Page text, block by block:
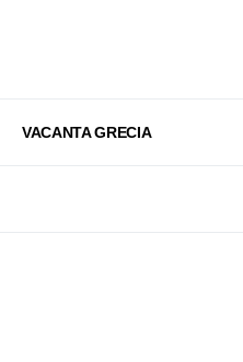
VACANTA GRECIA